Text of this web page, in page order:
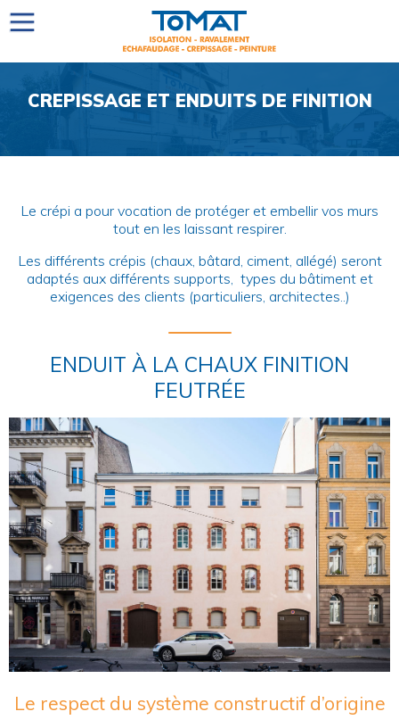
CREPISSAGE ET ENDUITS DE FINITION
Le crépi a pour vocation de protéger et embellir vos murs
tout en les laissant respirer.
Les différents crépis (chaux, bâtard, ciment, allégé) seront
adaptés aux différents supports, types du bâtiment et
exigences des clients (particuliers, architectes..)
ENDUIT À LA CHAUX FINITION
FEUTRÉE
Le respect du système constructif d’origine